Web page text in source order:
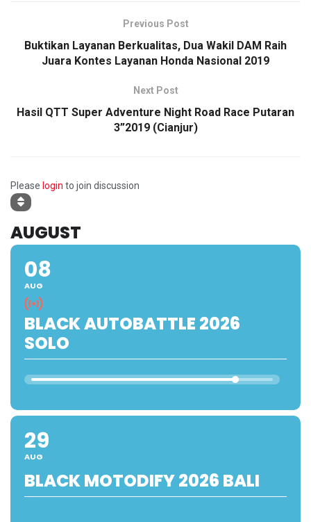
Previous Post
Buktikan Layanan Berkualitas, Dua Wakil DAM Raih
Juara Kontes Layanan Honda Nasional 2019
Next Post
Hasil QTT Super Adventure Night Road Race Putaran
3”2019 (Cianjur)
Please login to join discussion
AUGUST
08
AUG
BLACK AUTOBATTLE 2026
SOLO
29
AUG
BLACK MOTODIFY 2026 BALI